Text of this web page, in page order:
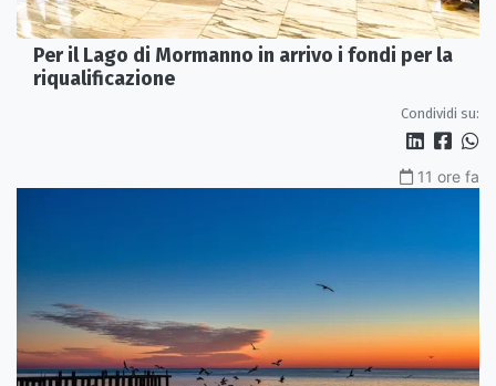
Per il Lago di Mormanno in arrivo i fondi per la
riqualificazione
Condividi su:
11 ore fa